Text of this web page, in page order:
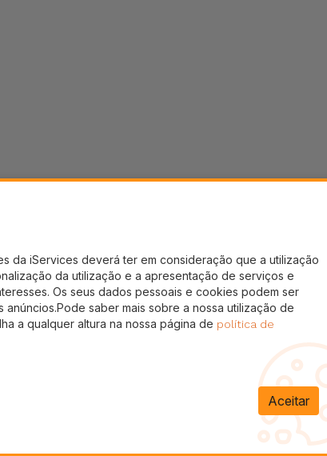
da iServices deverá ter em consideração que a utilização
da utilização e a apresentação de serviços e
Os seus dados pessoais e cookies podem ser
anúncios.Pode saber mais sobre a nossa utilização de
a qualquer altura na nossa página de política de
Aceitar